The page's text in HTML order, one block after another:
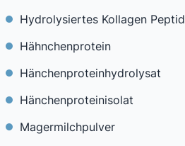
Hydrolysiertes Kollagen Peptid
Hähnchenprotein
Hänchenproteinhydrolysat
Hänchenproteinisolat
Magermilchpulver